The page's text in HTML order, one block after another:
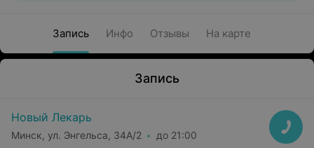
Запись Инфо Отзывы На карте
Запись
Новый Лекарь
Минск, ул. Энгельса, 34А/2 до 21:00